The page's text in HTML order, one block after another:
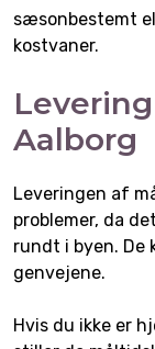
sæsonbestemt
kostvaner.
Aalborg
Leveringen af
problemer, da
rundt i byen. De
genvejene.
Hvis du ikke er